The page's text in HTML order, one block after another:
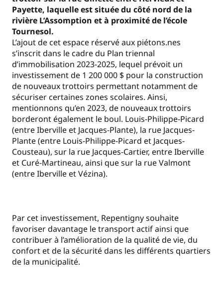
Payette, laquelle est située du côté nord de la
rivière L’Assomption et à proximité de l’école
Tournesol.
L’ajout de cet espace réservé aux piétons.nes
s’inscrit dans le cadre du Plan triennal
d’immobilisation 2023-2025, lequel prévoit un
investissement de 1 200 000 $ pour la construction
de nouveaux trottoirs permettant notamment de
sécuriser certaines zones scolaires. Ainsi,
mentionnons qu’en 2023, de nouveaux trottoirs
borderont également le boul. Louis-Philippe-Picard
(entre Iberville et Jacques-Plante), la rue Jacques-
Plante (entre Louis-Philippe-Picard et Jacques-
Cousteau), sur la rue Jacques-Cartier, entre Iberville
et Curé-Martineau, ainsi que sur la rue Valmont
(entre Iberville et Vézina).
Par cet investissement, Repentigny souhaite
favoriser davantage le transport actif ainsi que
contribuer à l’amélioration de la qualité de vie, du
confort et de la sécurité dans les différents quartiers
de la municipalité.